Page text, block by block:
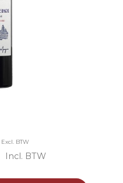
Excl. BTW
Incl. BTW